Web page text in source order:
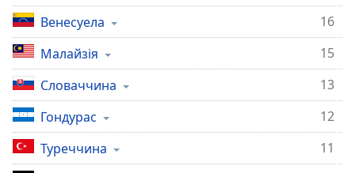
Венесуела
16
Малайзія
15
Словаччина
13
Гондурас
12
Туреччина
11